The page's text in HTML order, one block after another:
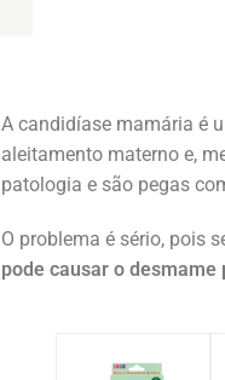
A candidíase mamária é
aleitamento materno e,
patologia e são pegas
O problema é sério, pois
pode causar o desmame